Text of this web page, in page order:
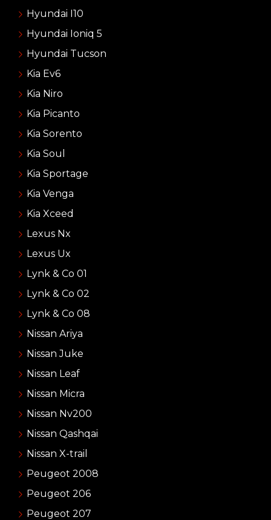
Hyundai I10
Hyundai Ioniq 5
Hyundai Tucson
Kia Ev6
Kia Niro
Kia Picanto
Kia Sorento
Kia Soul
Kia Sportage
Kia Venga
Kia Xceed
Lexus Nx
Lexus Ux
Lynk & Co 01
Lynk & Co 02
Lynk & Co 08
Nissan Ariya
Nissan Juke
Nissan Leaf
Nissan Micra
Nissan Nv200
Nissan Qashqai
Nissan X-trail
Peugeot 2008
Peugeot 206
Peugeot 207